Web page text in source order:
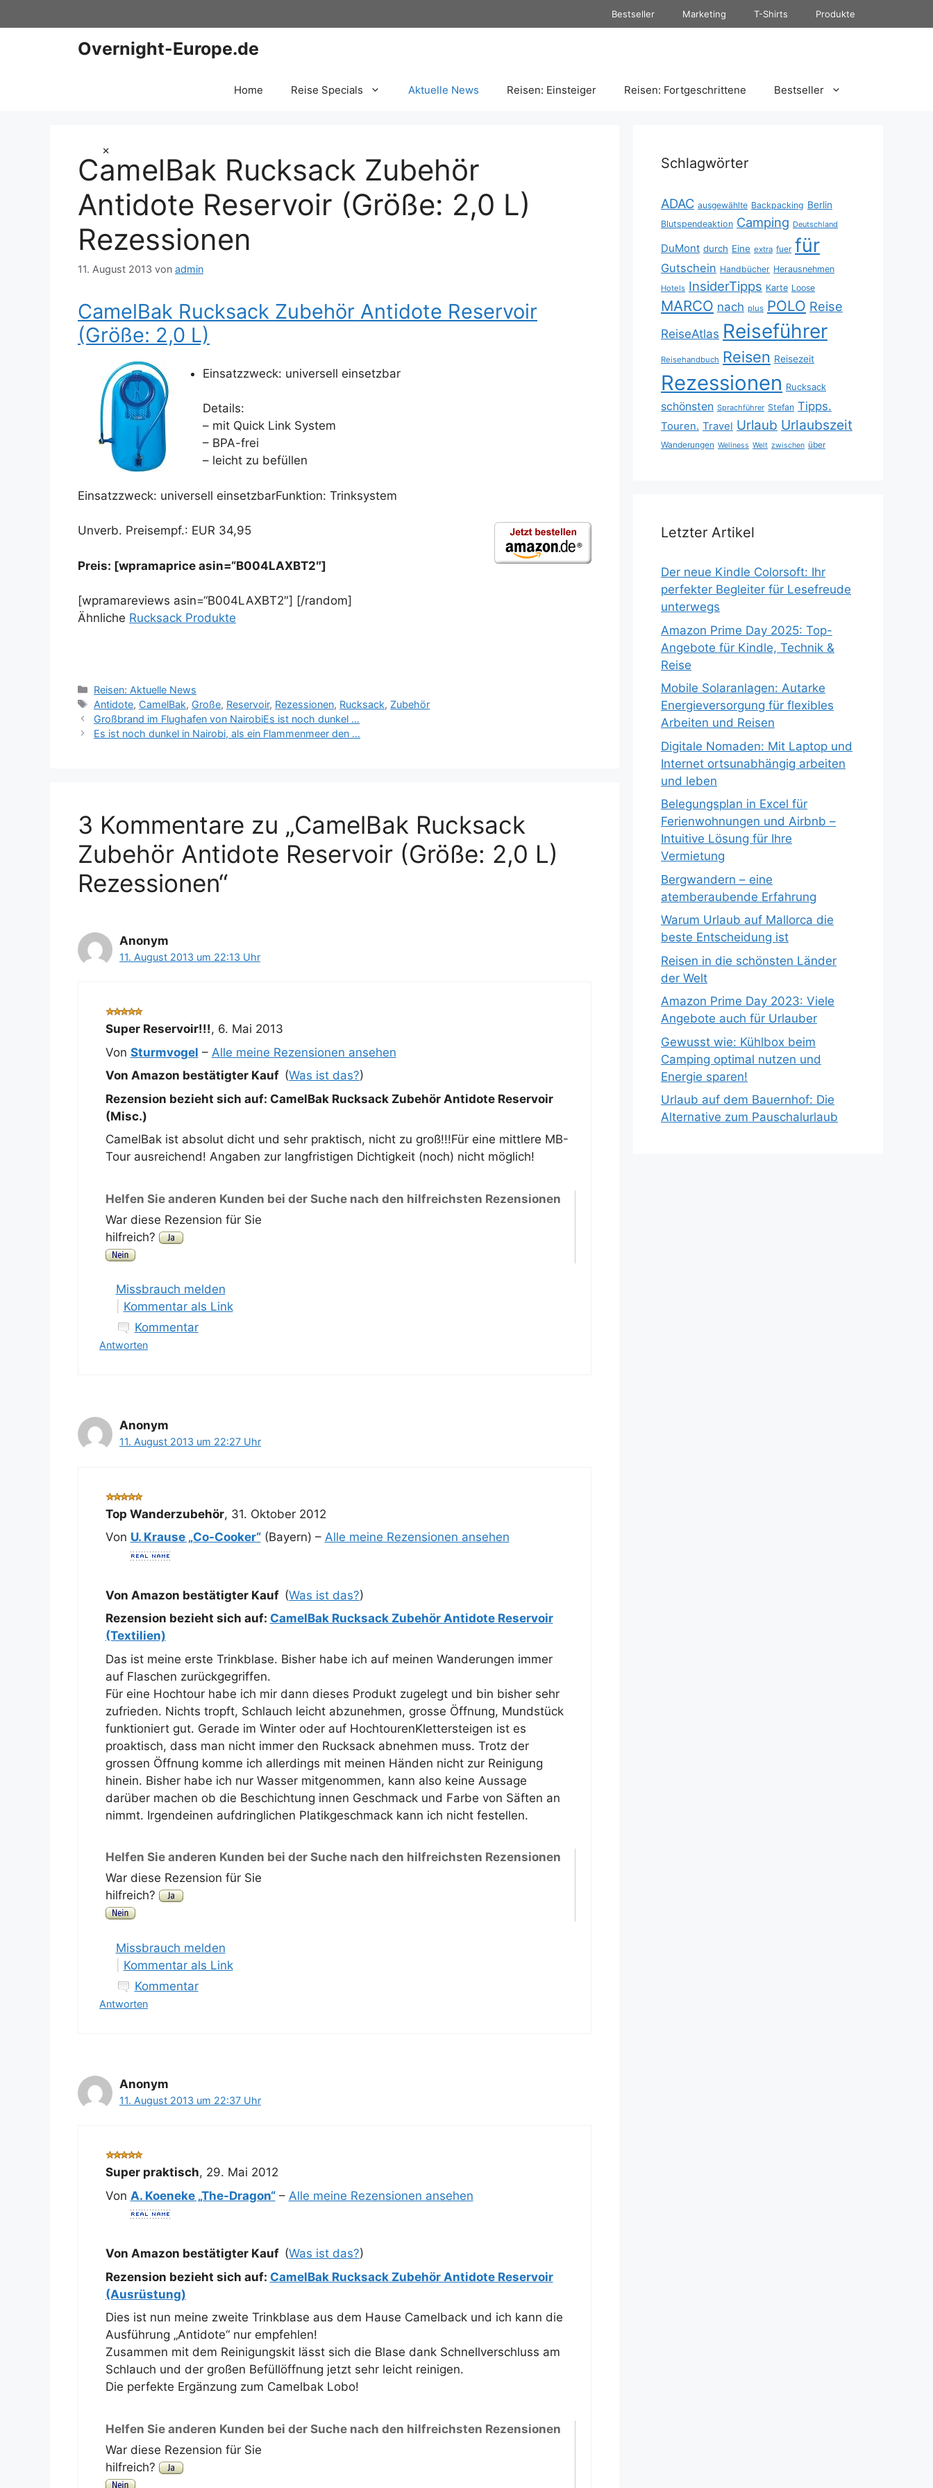
×
Inhalt
Bestseller Marketing T-Shirts Produkte
Overnight-Europe.de
Home Reise Specials Aktuelle News Reisen: Einsteiger Reisen: Fortgeschrittene Bestseller
CamelBak Rucksack Zubehör
Antidote Reservoir (Größe: 2,0 L)
Rezessionen
11. August 2013 von admin
CamelBak Rucksack Zubehör Antidote Reservoir
(Größe: 2,0 L)
Einsatzzweck: universell einsetzbar
Details:
– mit Quick Link System
– BPA-frei
– leicht zu befüllen
Einsatzzweck: universell einsetzbarFunktion: Trinksystem
Unverb. Preisempf.: EUR 34,95
Preis: [wpramaprice asin=“B004LAXBT2″]
[wpramareviews asin=“B004LAXBT2″] [/random]
Ähnliche Rucksack Produkte
Kategorien
Reisen: Aktuelle News
Schlagwörter
Antidote, CamelBak, Große, Reservoir, Rezessionen, Rucksack, Zubehör
Großbrand im Flughafen von NairobiEs ist noch dunkel …
Es ist noch dunkel in Nairobi, als ein Flammenmeer den …
3 Kommentare zu „CamelBak Rucksack
Zubehör Antidote Reservoir (Größe: 2,0 L)
Rezessionen“
Anonym
11. August 2013 um 22:13 Uhr
Super Reservoir!!!, 6. Mai 2013
Von Sturmvogel – Alle meine Rezensionen ansehen
Von Amazon bestätigter Kauf (Was ist das?)
Rezension bezieht sich auf: CamelBak Rucksack Zubehör Antidote Reservoir
(Misc.)
CamelBak ist absolut dicht und sehr praktisch, nicht zu groß!!!Für eine mittlere MB-
Tour ausreichend! Angaben zur langfristigen Dichtigkeit (noch) nicht möglich!
Helfen Sie anderen Kunden bei der Suche nach den hilfreichsten Rezensionen
War diese Rezension für Sie
hilfreich?
Missbrauch melden
Kommentar als Link
Kommentar
Antworten
Anonym
11. August 2013 um 22:27 Uhr
Top Wanderzubehör, 31. Oktober 2012
Von U. Krause „Co-Cooker“(Bayern) – Alle meine Rezensionen ansehen
Von Amazon bestätigter Kauf (Was ist das?)
Rezension bezieht sich auf: CamelBak Rucksack Zubehör Antidote Reservoir
(Textilien)
Das ist meine erste Trinkblase. Bisher habe ich auf meinen Wanderungen immer
auf Flaschen zurückgegriffen.
Für eine Hochtour habe ich mir dann dieses Produkt zugelegt und bin bisher sehr
zufrieden. Nichts tropft, Schlauch leicht abzunehmen, grosse Öffnung, Mundstück
funktioniert gut. Gerade im Winter oder auf HochtourenKlettersteigen ist es
proaktisch, dass man nicht immer den Rucksack abnehmen muss. Trotz der
grossen Öffnung komme ich allerdings mit meinen Händen nicht zur Reinigung
hinein. Bisher habe ich nur Wasser mitgenommen, kann also keine Aussage
darüber machen ob die Beschichtung innen Geschmack und Farbe von Säften an
nimmt. Irgendeinen aufdringlichen Platikgeschmack kann ich nicht festellen.
Helfen Sie anderen Kunden bei der Suche nach den hilfreichsten Rezensionen
War diese Rezension für Sie
hilfreich?
Missbrauch melden
Kommentar als Link
Kommentar
Antworten
Anonym
11. August 2013 um 22:37 Uhr
Super praktisch, 29. Mai 2012
Von A. Koeneke „The-Dragon“– Alle meine Rezensionen ansehen
Von Amazon bestätigter Kauf (Was ist das?)
Rezension bezieht sich auf: CamelBak Rucksack Zubehör Antidote Reservoir
(Ausrüstung)
Dies ist nun meine zweite Trinkblase aus dem Hause Camelback und ich kann die
Ausführung „Antidote“ nur empfehlen!
Zusammen mit dem Reinigungskit lässt sich die Blase dank Schnellverschluss am
Schlauch und der großen Befüllöffnung jetzt sehr leicht reinigen.
Die perfekte Ergänzung zum Camelbak Lobo!
Helfen Sie anderen Kunden bei der Suche nach den hilfreichsten Rezensionen
War diese Rezension für Sie
hilfreich?
Schlagwörter
ADAC ausgewählte Backpacking Berlin
Blutspendeaktion Camping Deutschland
DuMont durch Eine extra fuer für
Gutschein Handbücher Herausnehmen
Hotels InsiderTipps Karte Loose
MARCO nach plus POLO Reise
ReiseAtlas Reiseführer
Reisehandbuch Reisen Reisezeit
Rezessionen Rucksack
schönsten Sprachführer Stefan Tipps.
Touren. Travel Urlaub Urlaubszeit
Wanderungen Wellness Welt zwischen über
Letzter Artikel
Der neue Kindle Colorsoft: Ihr
perfekter Begleiter für Lesefreude
unterwegs
Amazon Prime Day 2025: Top-
Angebote für Kindle, Technik &
Reise
Mobile Solaranlagen: Autarke
Energieversorgung für flexibles
Arbeiten und Reisen
Digitale Nomaden: Mit Laptop und
Internet ortsunabhängig arbeiten
und leben
Belegungsplan in Excel für
Ferienwohnungen und Airbnb –
Intuitive Lösung für Ihre
Vermietung
Bergwandern – eine
atemberaubende Erfahrung
Warum Urlaub auf Mallorca die
beste Entscheidung ist
Reisen in die schönsten Länder
der Welt
Amazon Prime Day 2023: Viele
Angebote auch für Urlauber
Gewusst wie: Kühlbox beim
Camping optimal nutzen und
Energie sparen!
Urlaub auf dem Bauernhof: Die
Alternative zum Pauschalurlaub